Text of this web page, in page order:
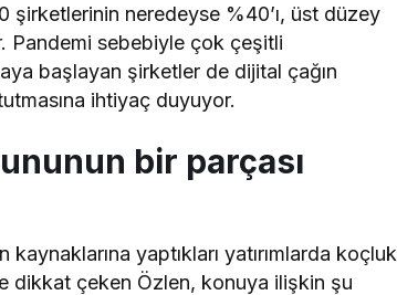
şirketlerinin neredeyse %40’ı, üst düzey
Pandemi sebebiyle çok çeşitli
başlayan şirketler de dijital çağın
ihtiyaç duyuyor.
bir parçası
yaptıkları yatırımlarda koçluk
dikkat çeken Özlen, konuya ilişkin şu